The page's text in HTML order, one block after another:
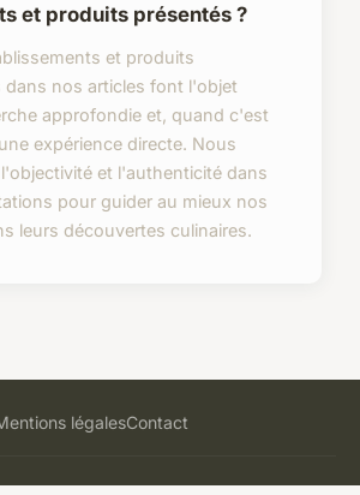
et produits présentés ?
et produits
dans nos articles font l'objet
approfondie et, quand c'est
expérience directe. Nous
et l'authenticité dans
pour guider au mieux nos
leurs découvertes culinaires.
légalesContact